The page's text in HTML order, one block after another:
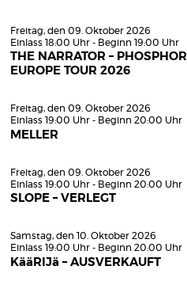
Freitag, den 09. Oktober 2026
Einlass 18:00 Uhr - Beginn 19:00 Uhr
THE NARRATOR – PHOSPHOR
EUROPE TOUR 2026
Freitag, den 09. Oktober 2026
Einlass 19:00 Uhr - Beginn 20:00 Uhr
MELLER
Freitag, den 09. Oktober 2026
Einlass 19:00 Uhr - Beginn 20:00 Uhr
SLOPE – VERLEGT
Samstag, den 10. Oktober 2026
Einlass 19:00 Uhr - Beginn 20:00 Uhr
KääRIJä – AUSVERKAUFT